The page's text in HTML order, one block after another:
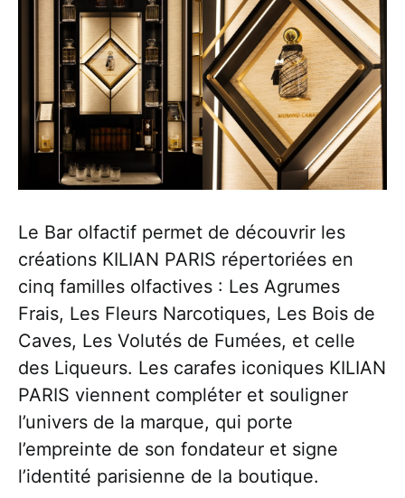
Le Bar olfactif permet de découvrir les
créations KILIAN PARIS répertoriées en
cinq familles olfactives : Les Agrumes
Frais, Les Fleurs Narcotiques, Les Bois de
Caves, Les Volutés de Fumées, et celle
des Liqueurs. Les carafes iconiques KILIAN
PARIS viennent compléter et souligner
l’univers de la marque, qui porte
l’empreinte de son fondateur et signe
l’identité parisienne de la boutique.